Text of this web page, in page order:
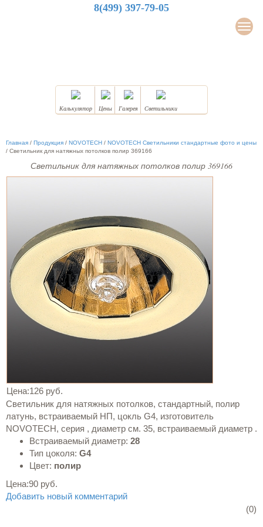
8(499) 397-79-05
Калькулятор Цены Галерея Светильники
Главная / Продукция / NOVOTECH / NOVOTECH Светильники стандартные фото и цены
/ Светильник для натяжных потолков полир 369166
Светильник для натяжных потолков полир 369166
Цена:126 руб.
Светильник для натяжных потолков, стандартный, полир
латунь, встраиваемый НП, цокль G4, изготовитель
NOVOTECH, серия , диаметр см. 35, встраиваемый диаметр .
Встраиваемый диаметр: 28
Тип цоколя: G4
Цвет: полир
Цена:90 руб.
Добавить новый комментарий
(0)